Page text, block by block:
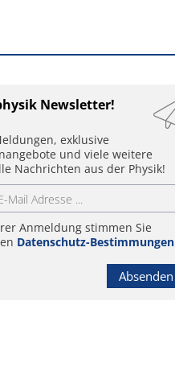
Newsletter!
exklusive
und viele weitere
Nachrichten aus der Physik!
Anmeldung stimmen Sie
Datenschutz-Bestimmungen
Absenden